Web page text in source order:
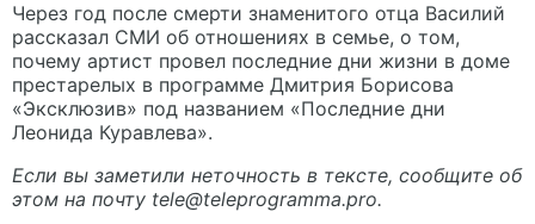
Через год после смерти знаменитого отца Василий
рассказал СМИ об отношениях в семье, о том,
почему артист провел последние дни жизни в доме
престарелых в программе Дмитрия Борисова
«Эксклюзив» под названием «Последние дни
Леонида Куравлева».
Если вы заметили неточность в тексте, сообщите об
этом на почту tele@teleprogramma.pro.